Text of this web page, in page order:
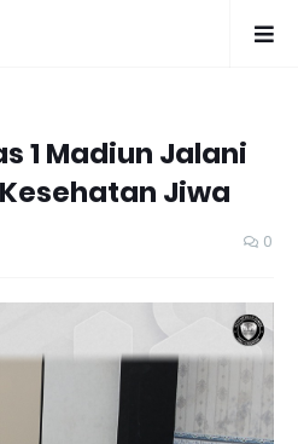
1 Madiun Jalani
Jiwa
0